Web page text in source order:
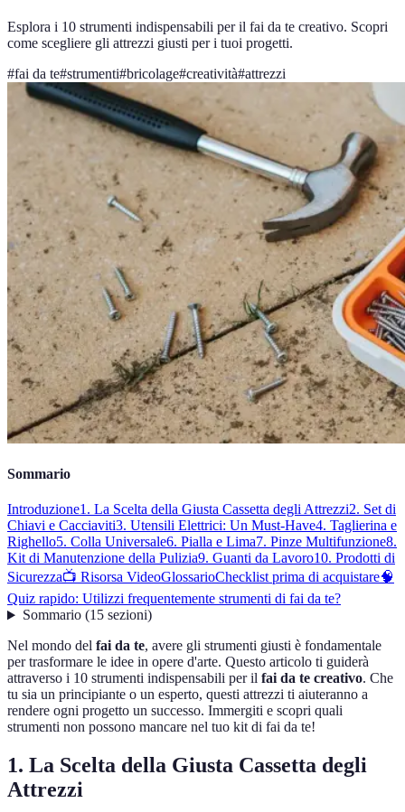
Esplora i 10 strumenti indispensabili per il fai da te creativo. Scopri
come scegliere gli attrezzi giusti per i tuoi progetti.
#fai da te#strumenti#bricolage#creatività#attrezzi
Sommario
Introduzione1. La Scelta della Giusta Cassetta degli Attrezzi2. Set di
Chiavi e Cacciaviti3. Utensili Elettrici: Un Must-Have4. Taglierina e
Righello5. Colla Universale6. Pialla e Lima7. Pinze Multifunzione8.
Kit di Manutenzione della Pulizia9. Guanti da Lavoro10. Prodotti di
Sicurezza📺 Risorsa VideoGlossarioChecklist prima di acquistare🧠
Quiz rapido: Utilizzi frequentemente strumenti di fai da te?
Sommario(15 sezioni)
Nel mondo del fai da te, avere gli strumenti giusti è fondamentale
per trasformare le idee in opere d'arte. Questo articolo ti guiderà
attraverso i 10 strumenti indispensabili per il fai da te creativo. Che
tu sia un principiante o un esperto, questi attrezzi ti aiuteranno a
rendere ogni progetto un successo. Immergiti e scopri quali
strumenti non possono mancare nel tuo kit di fai da te!
1. La Scelta della Giusta Cassetta degli
Attrezzi